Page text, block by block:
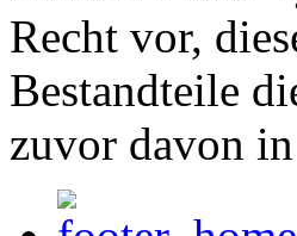
Recht vor,
Bestandteile
zuvor davon